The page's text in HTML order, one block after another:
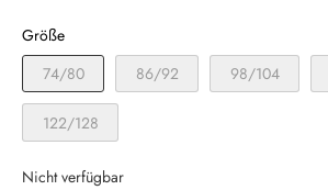
Größe
74/80
86/92 98/104
122/128
Nicht verfügbar